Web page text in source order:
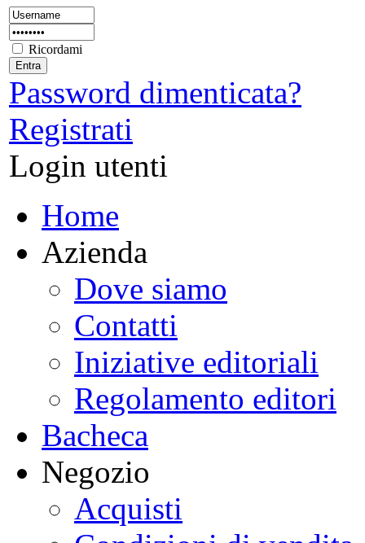
Ricordami
Password dimenticata?
Registrati
Login utenti
Home
Azienda
Dove siamo
Contatti
Iniziative editoriali
Regolamento editori
Bacheca
Negozio
Acquisti